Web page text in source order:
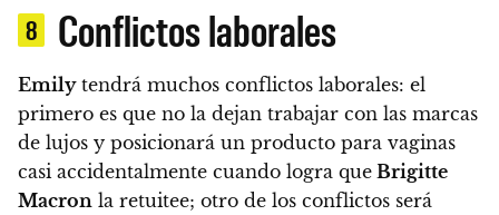
8 Conflictos laborales
Emilytendrá muchos conflictos laborales: el
primero es que no la dejan trabajar con las marcas
de lujos y posicionará un producto para vaginas
casi accidentalmente cuando logra que Brigitte
Macron la retuitee; otro de los conflictos será